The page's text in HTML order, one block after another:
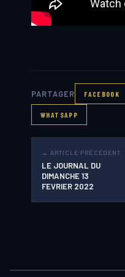
PARTAGER FACEBOOK
WHATSAPP
← ARTICLE PRÉCÉDENT
LE JOURNAL DU
DIMANCHE 13
FEVRIER 2022